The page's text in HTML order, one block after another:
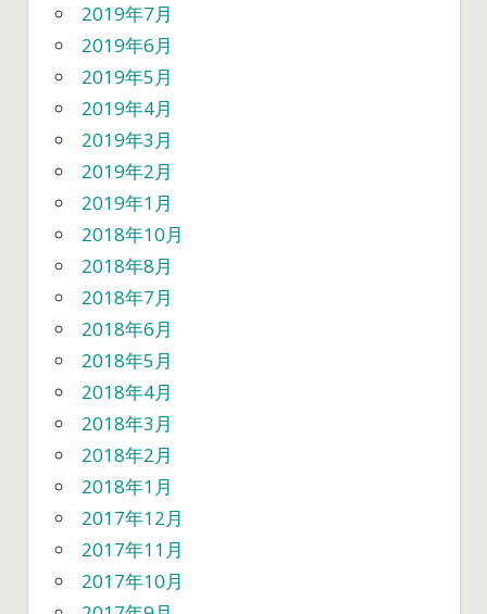
2019年7月
2019年6月
2019年5月
2019年4月
2019年3月
2019年2月
2019年1月
2018年10月
2018年8月
2018年7月
2018年6月
2018年5月
2018年4月
2018年3月
2018年2月
2018年1月
2017年12月
2017年11月
2017年10月